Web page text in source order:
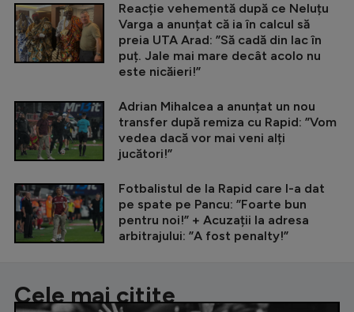
Reacție vehementă după ce Neluțu
Varga a anunțat că ia în calcul să
preia UTA Arad: ”Să cadă din lac în
puț. Jale mai mare decât acolo nu
este nicăieri!”
Adrian Mihalcea a anunțat un nou
transfer după remiza cu Rapid: ”Vom
vedea dacă vor mai veni alți
jucători!”
Fotbalistul de la Rapid care l-a dat
pe spate pe Pancu: ”Foarte bun
pentru noi!” + Acuzații la adresa
arbitrajului: ”A fost penalty!”
Cele mai citite